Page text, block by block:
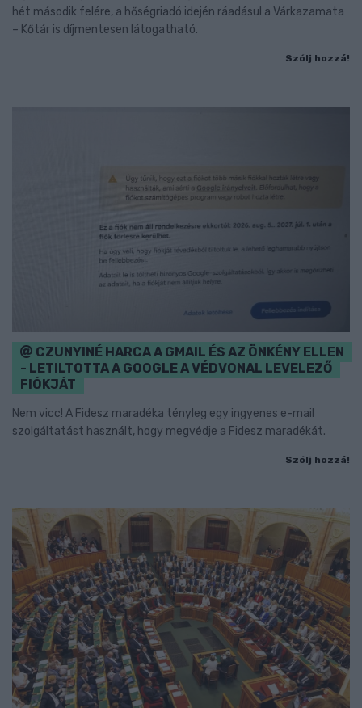
hét második felére, a hőségriadó idején ráadásul a Várkazamata
– Kőtár is díjmentesen látogatható.
Szólj hozzá!
CZUNYINÉ HARCA A GMAIL ÉS AZ ÖNKÉNY ELLEN
- LETILTOTTA A GOOGLE A VÉDVONAL LEVELEZŐ
FIÓKJÁT
Nem vicc! A Fidesz maradéka tényleg egy ingyenes e-mail
szolgáltatást használt, hogy megvédje a Fidesz maradékát.
Szólj hozzá!